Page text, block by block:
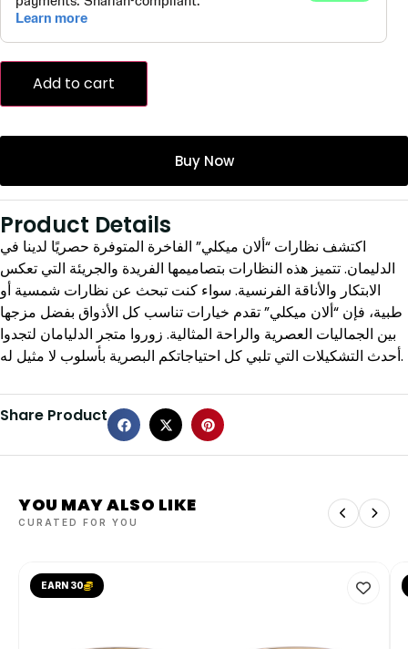
Add to cart
Buy Now
Product Details
اكتشف نظارات “ألان ميكلي” الفاخرة المتوفرة حصريًا لدينا في
الدليمان. تتميز هذه النظارات بتصاميمها الفريدة والجريئة التي تعكس
الابتكار والأناقة الفرنسية. سواء كنت تبحث عن نظارات شمسية أو
طبية، فإن “ألان ميكلي” تقدم خيارات تناسب كل الأذواق بفضل مزجها
بين الجماليات العصرية والراحة المثالية. زوروا متجر الدليامان لتجدوا
أحدث التشكيلات التي تلبي كل احتياجاتكم البصرية بأسلوب لا مثيل له.
Share Product
YOU MAY ALSO LIKE
CURATED FOR YOU
EARN 30